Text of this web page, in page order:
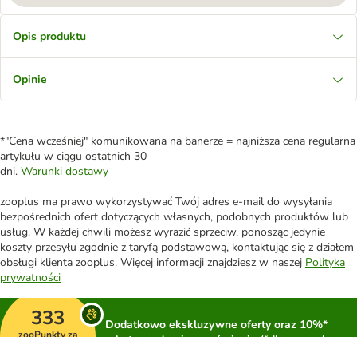
Opis produktu
Opinie
*"Cena wcześniej" komunikowana na banerze = najniższa cena regularna
artykułu w ciągu ostatnich 30
dni. Warunki dostawy
zooplus ma prawo wykorzystywać Twój adres e-mail do wysyłania
bezpośrednich ofert dotyczących własnych, podobnych produktów lub
usług. W każdej chwili możesz wyrazić sprzeciw, ponosząc jedynie
koszty przesyłu zgodnie z taryfą podstawową, kontaktując się z działem
obsługi klienta zooplus. Więcej informacji znajdziesz w naszej Polityka
prywatności
333
Dodatkowo ekskluzywne oferty oraz 10%*